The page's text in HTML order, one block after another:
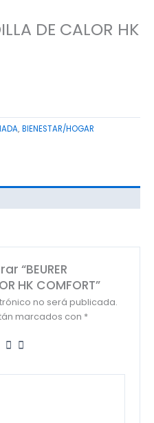
DE CALOR HK
, BIENESTAR/HOGAR
“BEURER
HK COMFORT”
no será publicada.
marcados con *